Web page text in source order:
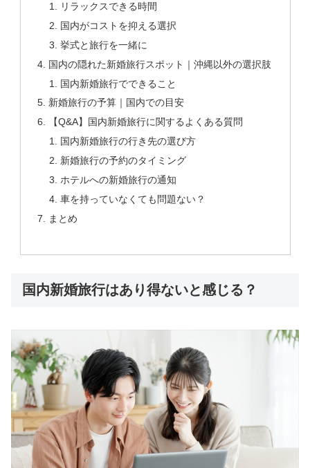
リラックスできる時間
国内がコストを抑える選択
挙式と旅行を一緒に
国内の隠れた新婚旅行スポット｜沖縄以外の選択肢
国内新婚旅行でできること
新婚旅行の予算｜国内での目安
【Q&A】国内新婚旅行に関するよくある質問
国内新婚旅行の行き先の選び方
新婚旅行の予約のタイミング
ホテルへの新婚旅行の通知
車を持っていなくても問題ない？
まとめ
国内新婚旅行はあり得ないと感じる？